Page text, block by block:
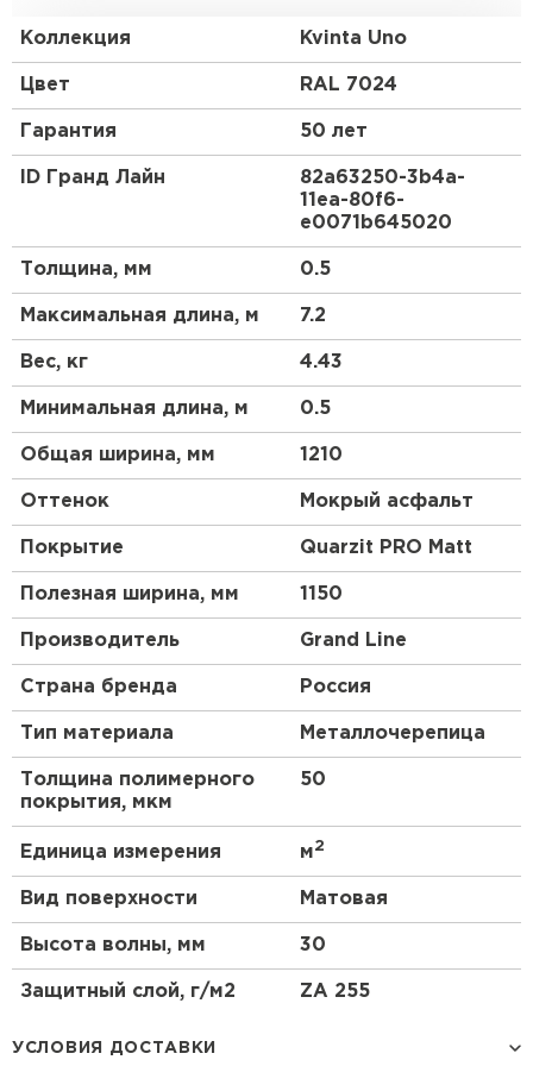
доборных элементов, как и у листовой
Коллекция Kvinta Uno
Цвет RAL 7024
Гарантия 50 лет
ID Гранд Лайн
82a63250-3b4a-
11ea-80f6-
e0071b645020
Толщина, мм 0.5
Максимальная длина, м 7.2
Вес, кг 4.43
Минимальная длина, м 0.5
Общая ширина, мм 1210
Оттенок Мокрый асфальт
Покрытие Quarzit PRO Matt
Полезная ширина, мм 1150
Производитель Grand Line
Страна бренда Россия
Тип материала Металлочерепица
Толщина полимерного
покрытия, мкм
50
Единица измерения м2
Вид поверхности Матовая
Высота волны, мм 30
Защитный слой, г/м2 ZA 255
УСЛОВИЯ ДОСТАВКИ